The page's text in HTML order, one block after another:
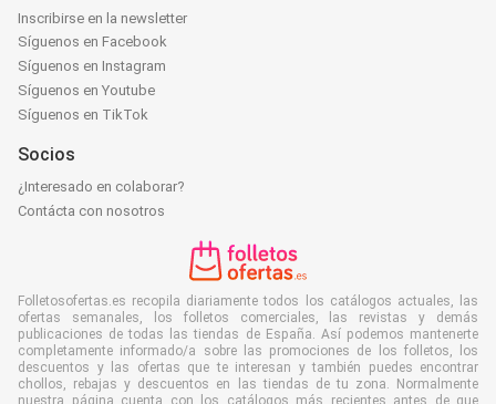
Inscribirse en la newsletter
Síguenos en Facebook
Síguenos en Instagram
Síguenos en Youtube
Síguenos en TikTok
Socios
¿Interesado en colaborar?
Contácta con nosotros
Folletosofertas.es recopila diariamente todos los catálogos actuales, las
ofertas semanales, los folletos comerciales, las revistas y demás
publicaciones de todas las tiendas de España. Así podemos mantenerte
completamente informado/a sobre las promociones de los folletos, los
descuentos y las ofertas que te interesan y también puedes encontrar
chollos, rebajas y descuentos en las tiendas de tu zona. Normalmente
nuestra página cuenta con los catálogos más recientes antes de que